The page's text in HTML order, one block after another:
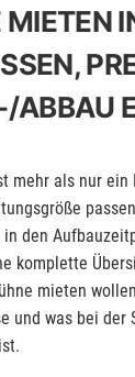
MIETEN
mehr als nur ein
in den
komplette
mieten
und was bei der